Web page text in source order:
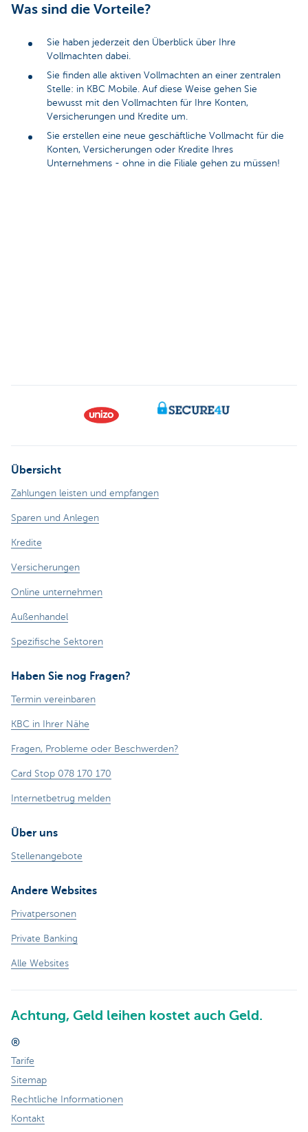
Was sind die Vorteile?
Sie haben jederzeit den Überblick über Ihre
Vollmachten dabei.
Sie finden alle aktiven Vollmachten an einer zentralen
Stelle: in KBC Mobile. Auf diese Weise gehen Sie
bewusst mit den Vollmachten für Ihre Konten,
Versicherungen und Kredite um.
Sie erstellen eine neue geschäftliche Vollmacht für die
Konten, Versicherungen oder Kredite Ihres
Unternehmens - ohne in die Filiale gehen zu müssen!
Übersicht
Zahlungen leisten und empfangen
Sparen und Anlegen
Kredite
Versicherungen
Online unternehmen
Außenhandel
Spezifische Sektoren
Haben Sie nog Fragen?
Termin vereinbaren
KBC in Ihrer Nähe
Fragen, Probleme oder Beschwerden?
Card Stop 078 170 170
Internetbetrug melden
Über uns
Stellenangebote
Andere Websites
Privatpersonen
Private Banking
Alle Websites
Achtung, Geld leihen kostet auch Geld.
®
Tarife
Sitemap
Rechtliche Informationen
Kontakt